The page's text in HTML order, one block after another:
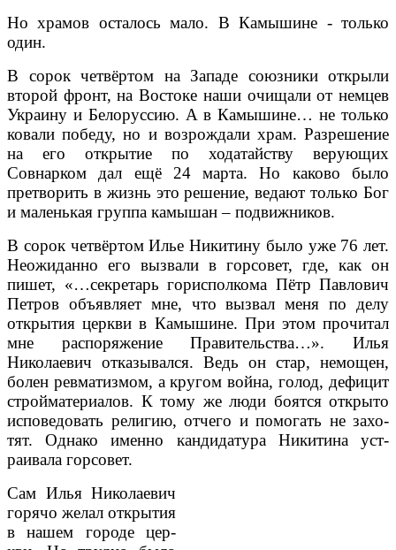
Но храмов осталось мало. В Камышине - только
один.
В сорок четвёртом на Западе союзники от­крыли
второй фронт, на Востоке наши очищали от немцев
Украину и Бе­лоруссию. А в Камыши­не… не только
ковали по­беду, но и возрождали храм. Разрешение
на его открытие по ходатайству верующих
Совнарком дал ещё 24 марта. Но ка­ково было
претворить в жизнь это решение, ве­дают только Бог
и ма­ленькая группа камы­шан – подвижников.
В сорок четвёртом Илье Никитину было уже 76 лет.
Неожиданно его вызвали в горсовет, где, как он
пишет, «…секре­тарь горисполкома Пётр Павлович
Петров объяв­ляет мне, что вызвал меня по делу
открытия церкви в Камышине. При этом прочитал
мне рас­поряжение Правитель­ства…». Илья
Николаевич отказывался. Ведь он стар, не­мощен,
болен ревматиз­мом, а кругом война, го­лод, дефицит
стройма­териалов. К тому же люди боятся открыто
ис­поведовать религию, от­чего и помогать не захо­
тят. Однако именно кан­дидатура Никитина уст­
раивала горсовет.
Сам Илья Николае­вич
горячо желал откры­тия
в нашем городе цер­